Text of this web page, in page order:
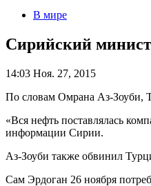
В мире
Сирийский
14:03 Ноя. 27, 2015
По словам Омрана Аз-Зоуби,
«Вся нефть поставлялась
информации Сирии.
Аз-Зоуби также обвинил
Сам Эрдоган 26 ноября